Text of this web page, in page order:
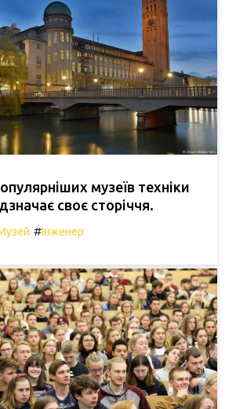
музеїв техніки
своє сторіччя.
#Інженер